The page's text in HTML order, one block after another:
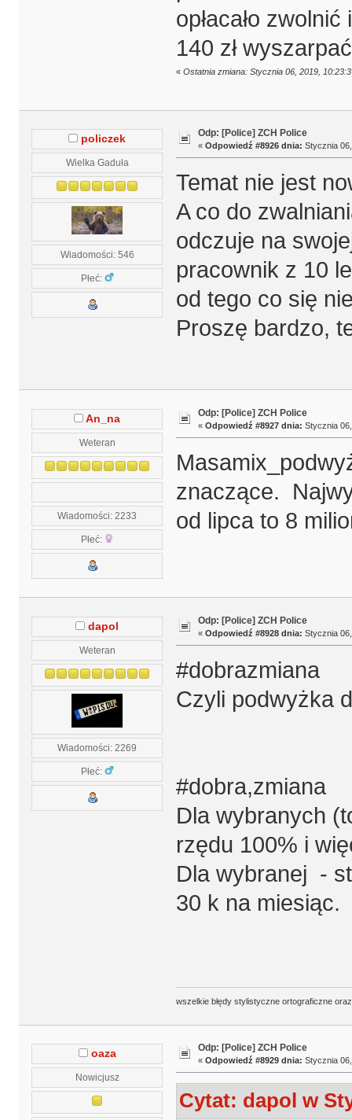
opłacało
140 zł
« Ostatnia zmiana: Stycznia 06, 2019,
policzek
Wielka Gaduła
Wiadomości: 546
Płeć:
Odp: [Police] ZCH Police
« Odpowiedź #8926 dnia: Stycznia
Temat nie jest
A co do
odczuje na
pracownik z 10
od tego co się
Proszę bardzo,
An_na
Weteran
Wiadomości: 2233
Płeć:
Odp: [Police] ZCH Police
« Odpowiedź #8927 dnia: Stycznia
znaczące.
od lipca to 8
dapol
Weteran
Wiadomości: 2269
Płeć:
Odp: [Police] ZCH Police
« Odpowiedź #8928 dnia: Stycznia
#dobrazmiana
Czyli podwyżka
#dobra,zmiana
Dla wybranych
rzędu 100% i
Dla wybranej -
30 k na miesiąc.
wszelkie błędy stylistyczne ortograficzne
oaza
Nowicjusz
Odp: [Police] ZCH Police
« Odpowiedź #8929 dnia: Stycznia
Cytat: dapol w